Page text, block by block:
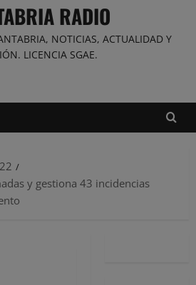
RADIO
NOTICIAS, ACTUALIDAD Y
LICENCIA SGAE.
22
y gestiona 43 incidencias